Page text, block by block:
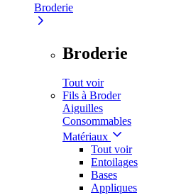
Broderie
Broderie
Tout voir
Fils à Broder
Aiguilles
Consommables
Matériaux
Tout voir
Entoilages
Bases
Appliques